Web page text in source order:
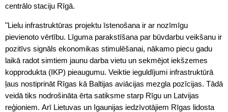
centrālo staciju Rīgā.
"Lielu infrastruktūras projektu īstenošana ir ar nozīmīgu
pievienoto vērtību. Līguma parakstīšana par būvdarbu veikšanu ir
pozitīvs signāls ekonomikas stimulēšanai, nākamo piecu gadu
laikā radot simtiem jaunu darba vietu un sekmējot iekšzemes
kopprodukta (IKP) pieaugumu. Veiktie ieguldījumi infrastruktūrā
ļaus nostiprināt Rīgas kā Baltijas aviācijas mezgla pozīcijas. Tādā
veidā tiks nodrošināta ērta satiksme starp Rīgu un Latvijas
reģioniem. Arī Lietuvas un Igaunijas iedzīvotājiem Rīgas lidosta